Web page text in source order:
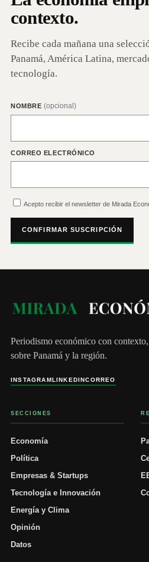
contexto.
Recibe cada mañana una
Panamá, América Latina,
tecnología.
NOMBRE (opcional)
CORREO ELECTRÓNICO
Acepto recibir el newsletter de Mirada
CONFIRMAR SUSCRIPCIÓN
Periodismo económico con
sobre Panamá y la región.
INSTAGRAMLINKEDINCORREO
SECCIONES
Economía
Política
Empresas & Startups
Tecnología e Innovación
Energía y Clima
Opinión
Datos